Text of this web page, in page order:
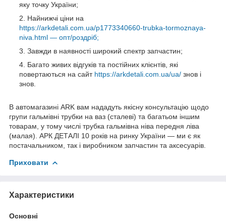
яку точку України;
Найнижчі ціни на
https://arkdetali.com.ua/p1773340660-trubka-tormoznaya-
niva.html — опт/роздріб;
Завжди в наявності широкий спектр запчастин;
Багато живих відгуків та постійних клієнтів, які
повертаються на сайт https://arkdetali.com.ua/ua/ знов і
знов.
В автомагазині ARK вам нададуть якісну консультацію щодо
групи гальмівні трубки на ваз (сталеві) та багатьом іншим
товарам, у тому числі трубка гальмівна ніва передня ліва
(малая). АРК ДЕТАЛІ 10 років на ринку України — ми є як
постачальником, так і виробником запчастин та аксесуарів.
Приховати
Характеристики
Основні